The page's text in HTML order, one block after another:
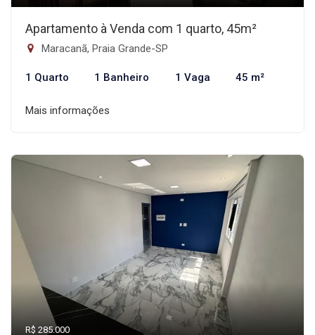
Apartamento à Venda com 1 quarto, 45m²
Maracanã, Praia Grande-SP
1 Quarto 1 Banheiro 1 Vaga 45 m²
Mais informações
R$ 285.000